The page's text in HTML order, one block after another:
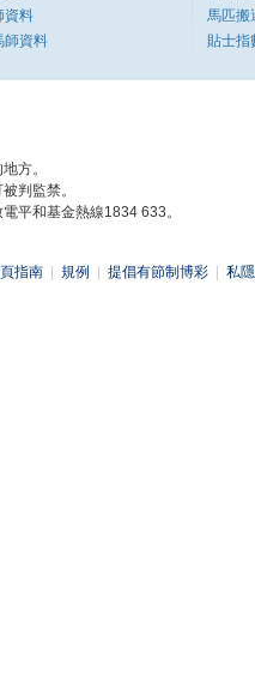
資料
師資料
馬匹搬
貼士指
方。
判監禁。
平和基金熱線1834 633。
指南 規例 提倡有節制博彩 私